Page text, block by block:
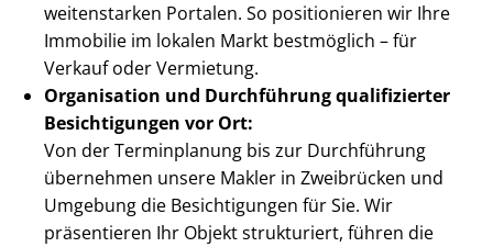
wei­ten­star­ken Portalen. So positionieren wir Ihre
Immobilie im lokalen Markt bestmöglich – für
Verkauf oder Vermietung.
Organisation und Durchführung qualifizierter
Besichtigungen vor Ort:
Von der Terminplanung bis zur Durchführung
übernehmen unsere Makler in Zweibrücken und
Umgebung die Besichtigungen für Sie. Wir
präsentieren Ihr Objekt strukturiert, führen die